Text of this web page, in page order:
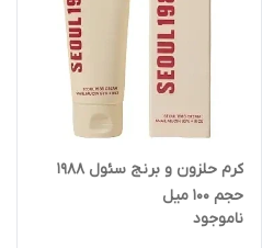
کرم حلزون و برنج سئول 1988
حجم 100 میل
ناموجود